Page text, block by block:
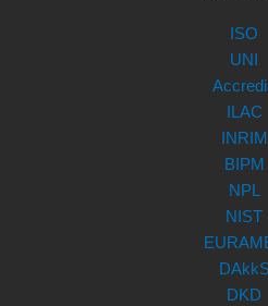
ISO
UNI
ILAC
INRIM
BIPM
NPL
NIST
DKD